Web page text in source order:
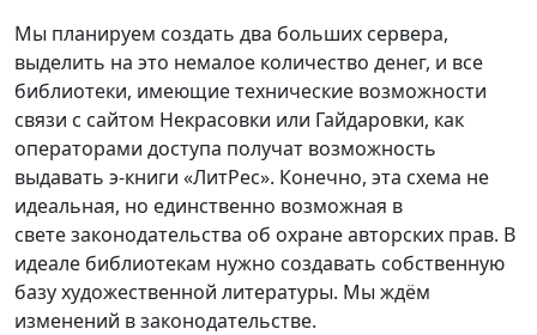
Мы планируем создать два больших сервера,
выделить на это немалое количество денег, и все
библиотеки, имеющие технические возможности
связи с сайтом Некрасовки или Гайдаровки, как
операторами доступа получат возможность
выдавать э-книги «ЛитРес». Конечно, эта схема не
идеальная, но единственно возможная в
свете законодательства об охране авторских прав. В
идеале библиотекам нужно создавать собственную
базу художественной литературы. Мы ждём
изменений в законодательстве.